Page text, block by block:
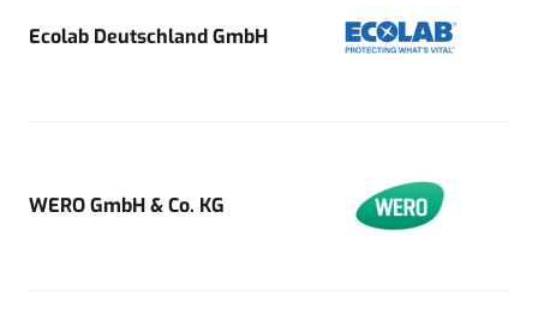
Ecolab Deutschland GmbH
WERO GmbH & Co. KG